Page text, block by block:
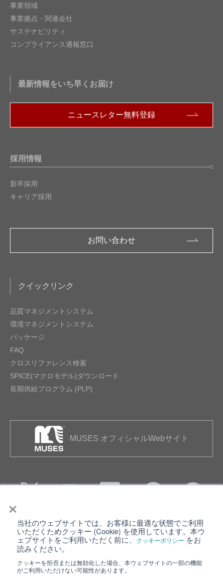
×
当社のウェブサイトでは、お客様に最適な状態でご利用
いただくためクッキー (Cookie) を使用しています。本ウ
ェブサイトをご利用いただく前に、
クッキーポリシー をお
読みください。
クッキーを拒否または無効化した場合、本ウェブサイトの一部の機能
がご利用いただけない可能性があります。
事業領域
事業拠点・関連会社
サステナビリティ
コンプライアンス通報窓口
最新情報をいち早くお届け
ニュースレター無料登録
採用情報
新卒採用
キャリア採用
お問い合わせ
クイックリンク
品質マネジメントシステム
環境マネジメントシステム
パッケージ
FAQ
クロスリファレンス検索
SPICE(マクロモデル)ダウンロード
長期供給プログラム (PLP)
MUSES オフィシャルWebサイト
個人情報保護について ウェブサイト利用規約
クッキーポリシー
日清紡ホールディングス